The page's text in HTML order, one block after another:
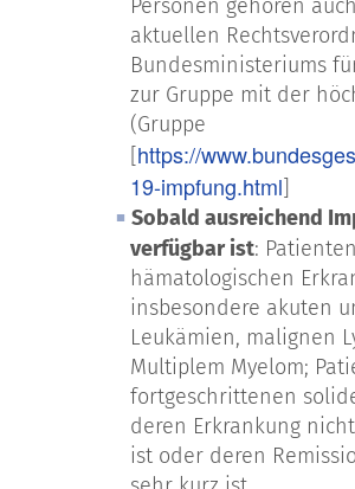
Personen gehören
aktuellen
Bundesministeriums
zur Gruppe mit der
(Gruppe
https://
19-impfung.html
Sobald ausreichend
verfügbar ist:
hämatologischen
insbesondere akuten
Leukämien, malignen
Multiplem Myelom;
fortgeschrittenen
deren Erkrankung
ist oder deren